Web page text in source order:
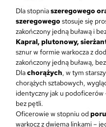
Dla stopniaszeregowego
szeregowego stosuje się
zakończony jedną buławą i
Kapral, plutonowy,
sznur w formie warkocza z
zakończony jedną buławą,
Dlachorążych , w tym
chorążych sztabowych,
identyczny jak u podoficerów
bez pętli.
Oficerowie w stopniu od
warkocz z dwiema linkami –